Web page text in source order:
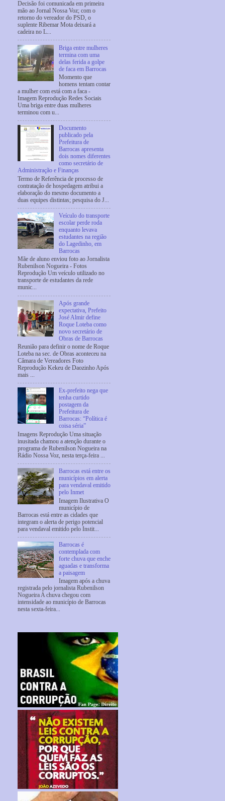
Decisão foi comunicada em primeira
mão ao Jornal Nossa Voz; com o
retorno do vereador do PSD, o
suplente Ribemar Mota deixará a
cadeira no L...
Briga entre mulheres
termina com uma
delas ferida a golpe
de faca em Barrocas
Momento que
homens tentam contar
a mulher com está com a faca -
Imagem Reprodução Redes Sociais
Uma briga entre duas mulheres
terminou com u...
Documento
publicado pela
Prefeitura de
Barrocas apresenta
dois nomes diferentes
como secretário de
Administração e Finanças
Termo de Referência de processo de
contratação de hospedagem atribui a
elaboração do mesmo documento a
duas equipes distintas; pesquisa do J...
Veículo do transporte
escolar perde roda
enquanto levava
estudantes na região
do Lagedinho, em
Barrocas
Mãe de aluno enviou foto ao Jornalista
Rubenilson Nogueira - Fotos
Reprodução Um veículo utilizado no
transporte de estudantes da rede
munic...
Após grande
expectativa, Prefeito
José Almir define
Roque Loteba como
novo secretário de
Obras de Barrocas
Reunião para definir o nome de Roque
Loteba na sec. de Obras aconteceu na
Câmara de Vereadores Foto
Reprodução Kekeu de Daozinho Após
mais ...
Ex-prefeito nega que
tenha curtido
postagem da
Prefeitura de
Barrocas: “Política é
coisa séria”
Imagens Reprodução Uma situação
inusitada chamou a atenção durante o
programa de Rubenilson Nogueira na
Rádio Nossa Voz, nesta terça-feira ...
Barrocas está entre os
municípios em alerta
para vendaval emitido
pelo Inmet
Imagem Ilustrativa O
município de
Barrocas está entre as cidades que
integram o alerta de perigo potencial
para vendaval emitido pelo Instit...
Barrocas é
contemplada com
forte chuva que enche
aguadas e transforma
a paisagem
Imagem após a chuva
registrada pelo jornalista Rubenilson
Nogueira A chuva chegou com
intensidade ao município de Barrocas
nesta sexta-feira...